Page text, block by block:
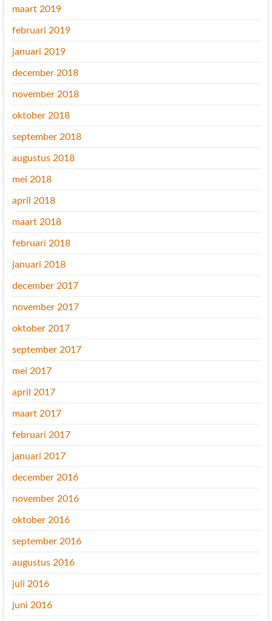
maart 2019
februari 2019
januari 2019
december 2018
november 2018
oktober 2018
september 2018
augustus 2018
mei 2018
april 2018
maart 2018
februari 2018
januari 2018
december 2017
november 2017
oktober 2017
september 2017
mei 2017
april 2017
maart 2017
februari 2017
januari 2017
december 2016
november 2016
oktober 2016
september 2016
augustus 2016
juli 2016
juni 2016